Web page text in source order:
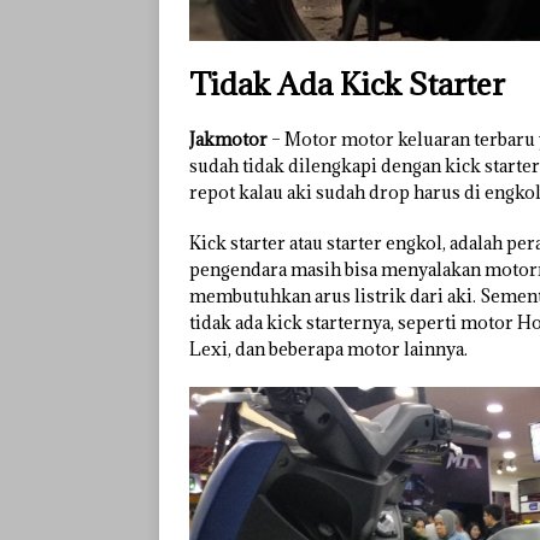
Tidak Ada Kick Starter
Jakmotor – Motor motor keluaran
sudah tidak dilengkapi dengan kick
repot kalau aki sudah drop harus di
Kick starter atau starter engkol, adalah
pengendara masih bisa menyalakan
membutuhkan arus listrik dari aki.
tidak ada kick starternya, seperti motor
Lexi, dan beberapa motor lainnya.